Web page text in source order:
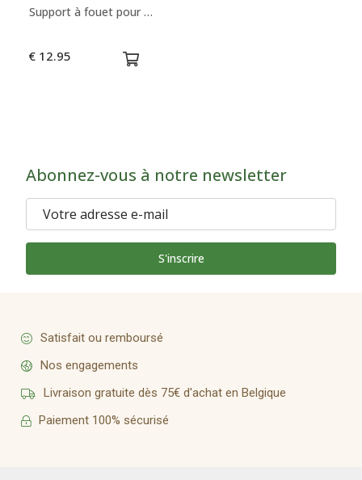
Support à fouet pour Matcha Noir
€ 12.95
Abonnez-vous à notre newsletter
S'inscrire
Satisfait ou remboursé
Nos engagements
Livraison gratuite dès 75€ d'achat en Belgique
Paiement 100% sécurisé